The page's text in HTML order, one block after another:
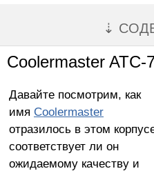
⇣
Coolermaster ATC-
Давайте посмотрим, как
имя Coolermaster
отразилось в этом
соответствует ли он
ожидаемому качеству и